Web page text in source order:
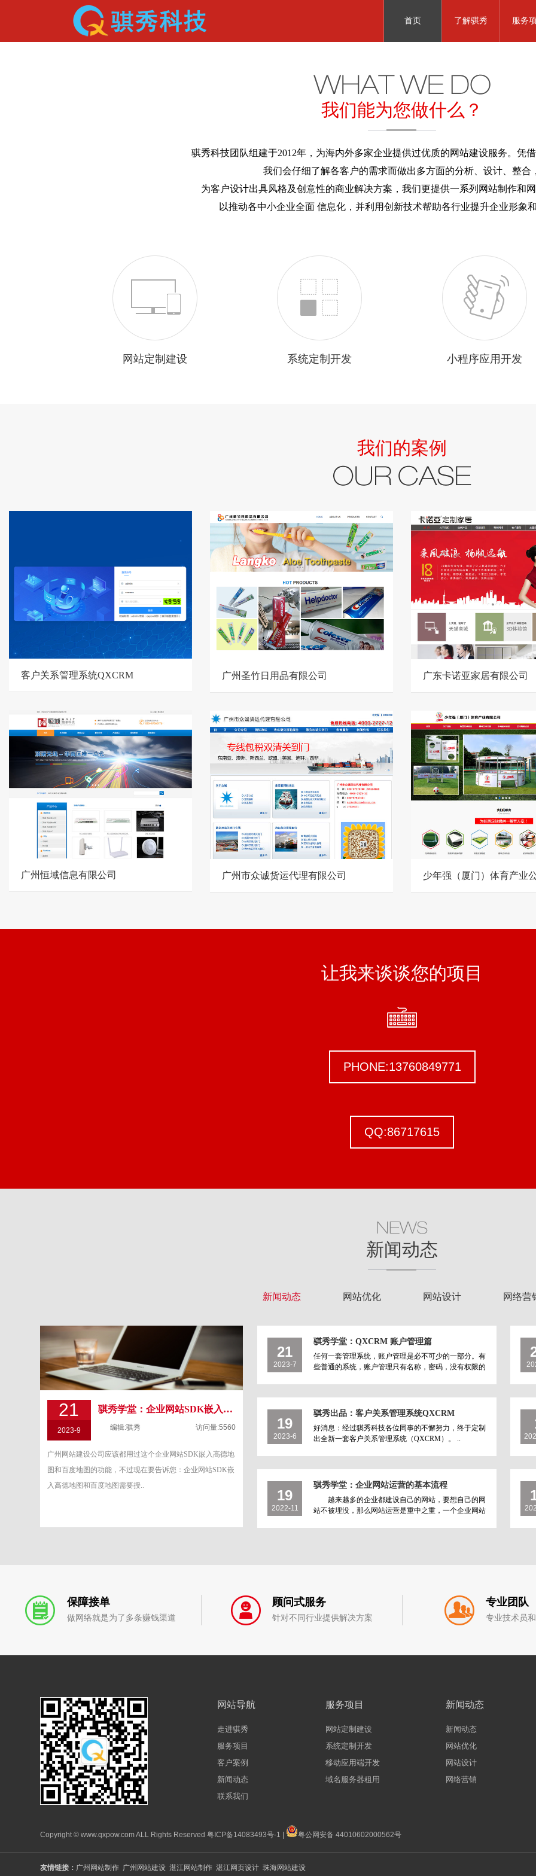
首页 了解骐秀 服务
我们能为您做什么？
骐秀科技团队组建于2012年，为海内外多家企业提供过优质的网站建设服务。凭
我们会仔细了解各客户的需求而做出多方面的分析、设计、整合
为客户设计出具风格及创意性的商业解决方案，我们更提供一系列网站制作和
以推动各中小企业全面 信息化，并利用创新技术帮助各行业提升企业形象
网站定制建设 系统定制开发 小程序应用开发
我们的案例
客户关系管理系统QXCRM 广州圣竹日用品有限公司 广东卡诺亚家居有限公司
广州恒域信息有限公司 广州市众诚货运代理有限公司 少年强（厦门）体育产业
让我来谈谈您的项目
PHONE:13760849771
QQ:86717615
新闻动态
新闻动态 网站优化 网站设计 网络营
21
2023-9
骐秀学堂：企业网站SDK嵌入高德地图和百度地图需要授权了
编辑:骐秀 访问量:5560
广州网站建设公司应该都用过这个企业网站SDK嵌入高德地
图和百度地图的功能，不过现在要告诉您：企业网站SDK嵌
入高德地图和百度地图需要授..
21
2023-7
骐秀学堂：QXCRM 账户管理篇
任何一套管理系统，账户管理是必不可少的一部分。有
些普通的系统，账户管理只有名称，密码，没有权限的
19
2023-6
骐秀出品：客户关系管理系统QXCRM
好消息：经过骐秀科技各位同事的不懈努力，终于定制
出全新一套客户关系管理系统（QXCRM）。 ..
19
2022-11
骐秀学堂：企业网站运营的基本流程
越来越多的企业都建设自己的网站，要想自己的网
站不被埋没，那么网站运营是重中之重，一个企业网站
保障接单
做网络就是为了多条赚钱渠道
顾问式服务
针对不同行业提供解决方案
专业团队
专业技术员
网站导航
走进骐秀
服务项目
客户案例
新闻动态
联系我们
服务项目
网站定制建设
系统定制开发
移动应用端开发
域名服务器租用
新闻动态
新闻动态
网站优化
网站设计
网络营销
Copyright © www.qxpow.com ALL Rights Reserved粤ICP备14083493号-1 粤公网安备 44010602000562号
友情链接： 广州网站制作 广州网站建设 湛江网站制作 湛江网页设计 珠海网站建设